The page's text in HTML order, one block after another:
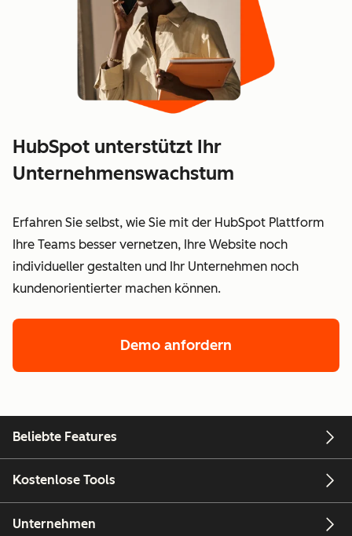
HubSpot unterstützt Ihr
Unternehmenswachstum
Erfahren Sie selbst, wie Sie mit der HubSpot Plattform
Ihre Teams besser vernetzen, Ihre Website noch
individueller gestalten und Ihr Unternehmen noch
kundenorientierter machen können.
Demo anfordern
Beliebte Features
Kostenlose Tools
Unternehmen